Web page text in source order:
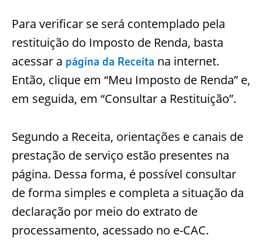
Para verificar se será contemplado pela
restituição do Imposto de Renda, basta
acessar a página da Receita na internet.
Então, clique em “Meu Imposto de Renda” e,
em seguida, em “Consultar a Restituição”.
Segundo a Receita, orientações e canais de
prestação de serviço estão presentes na
página. Dessa forma, é possível consultar
de forma simples e completa a situação da
declaração por meio do extrato de
processamento, acessado no e-CAC.